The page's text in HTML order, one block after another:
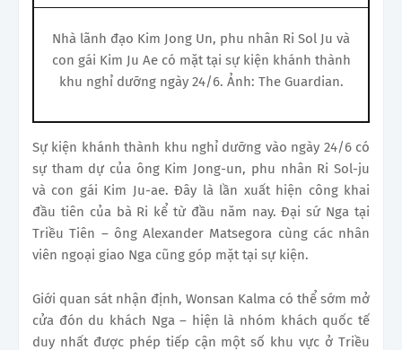
Nhà lãnh đạo Kim Jong Un, phu nhân Ri Sol Ju và
con gái Kim Ju Ae có mặt tại sự kiện khánh thành
khu nghỉ dưỡng ngày 24/6. Ảnh: The Guardian.
Sự kiện khánh thành khu nghỉ dưỡng vào ngày 24/6 có
sự tham dự của ông Kim Jong-un, phu nhân Ri Sol-ju
và con gái Kim Ju-ae. Đây là lần xuất hiện công khai
đầu tiên của bà Ri kể từ đầu năm nay. Đại sứ Nga tại
Triều Tiên – ông Alexander Matsegora cùng các nhân
viên ngoại giao Nga cũng góp mặt tại sự kiện.
Giới quan sát nhận định, Wonsan Kalma có thể sớm mở
cửa đón du khách Nga – hiện là nhóm khách quốc tế
duy nhất được phép tiếp cận một số khu vực ở Triều